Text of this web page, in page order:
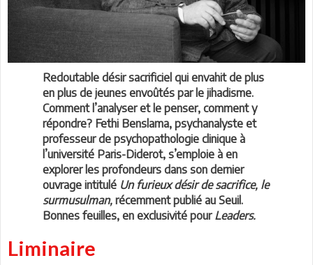
Redoutable désir sacrificiel qui envahit de plus
en plus de jeunes envoûtés par le jihadisme.
Comment l’analyser et le penser, comment y
répondre? Fethi Benslama, psychanalyste et
professeur de psychopathologie clinique à
l’université Paris-Diderot, s’emploie à en
explorer les profondeurs dans son dernier
ouvrage intitulé Un furieux désir de sacrifice, le
surmusulman, récemment publié au Seuil.
Bonnes feuilles, en exclusivité pour Leaders.
Liminaire